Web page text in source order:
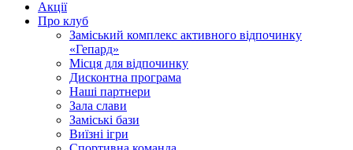
Акції
Про клуб
Заміський комплекс активного відпочинку
«Гепард»
Місця для відпочинку
Дисконтна програма
Наші партнери
Зала слави
Заміські бази
Виїзні ігри